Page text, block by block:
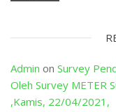
Admin on Survey
Oleh Survey METER
,Kamis, 22/04/2021,